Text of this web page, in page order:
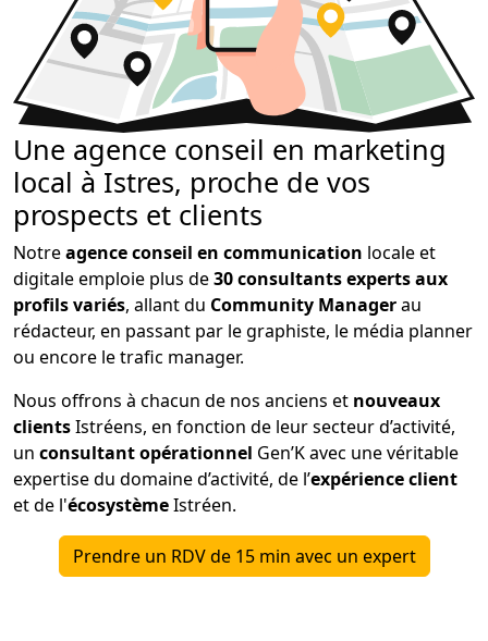
Une agence conseil en marketing
local à Istres, proche de vos
prospects et clients
Notreagence conseil en communication locale et
digitale emploie plus de30 consultants experts aux
profils variés, allant du Community Managerau
rédacteur, en passant par le graphiste, le média planner
ou encore le trafic manager.
Nous offrons à chacun de nos anciens et nouveaux
clientsIstréens, en fonction de leur secteur d’activité,
un consultant opérationnel Gen’K avec une véritable
expertise du domaine d’activité, de l’expérience client
et de l'écosystèmeIstréen.
Prendre un RDV de 15 min avec un expert